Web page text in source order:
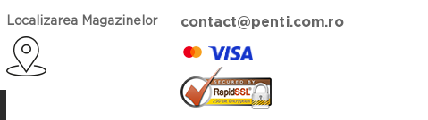
Localizarea Magazinelor contact@penti.com.ro